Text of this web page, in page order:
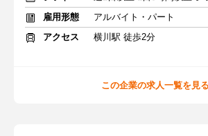
雇用形態
アルバイト・パート
アクセス
横川駅 徒歩2分
この企業の求人一覧を見る